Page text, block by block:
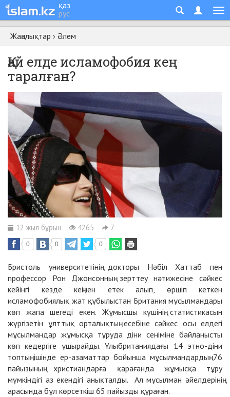
қаз
рус
Жаңалықтар › Әлем
Қай елде исламофобия кең
таралған?
12 жыл бұрын 4265 7
0 0 0
Бристоль университетінің докторы Нәбіл Хаттаб пен
профессор Рон Джонсонның зерттеу нәтижесіне сәйкес
кейінгі кезде кеңінен етек алып, өршіп кеткен
исламофобиялық жат құбылыстан Британия мұсылмандары
көп жапа шегеді екен. Жұмысшы күшінің статистикасын
жүргізетін ұлттық орталықтың есебіне сәйкес осы елдегі
мұсылмандар жұмысқа тұруда діни сеніміне байланысты
көп кедергіге ұшырайды. Ұлыбританиядағы 14 этно-діни
топтың ішінде ер-азаматтар бойынша мұсылмандардың 76
пайызының христиандарға қарағанда жұмысқа тұру
мүмкіндігі аз екендігі анықталды. Ал мұсылман әйелдерінің
арасында бұл көрсеткіш 65 пайызды құраған.